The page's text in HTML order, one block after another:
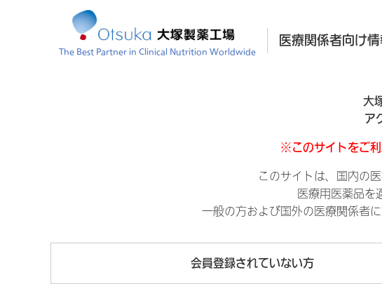
The Best Partner in Clinical Nutrition Worldwide
医療関係者向け
大
ア
※このサイトをご利
このサイトは、国内の
医療用医薬品を
一般の方および国外の医療関係者
会員登録されていない方